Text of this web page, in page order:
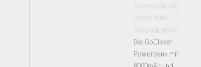
Powerbank KfZ
Starterhilfe
Akkuladegerät
Die GoClever
Powerbank mit